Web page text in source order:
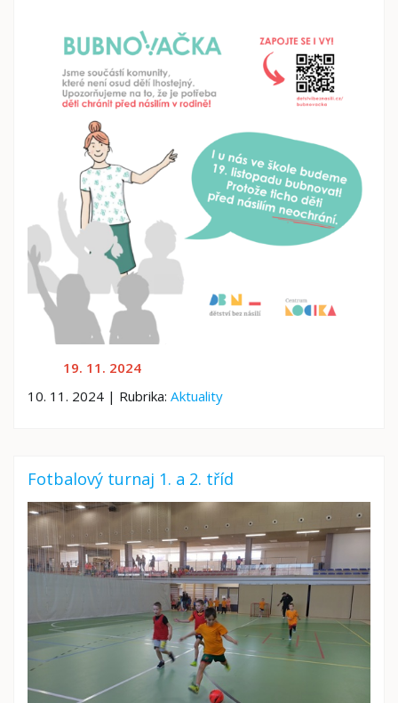
19. 11. 2024
10. 11. 2024 | Rubrika: Aktuality
Fotbalový turnaj 1. a 2. tříd